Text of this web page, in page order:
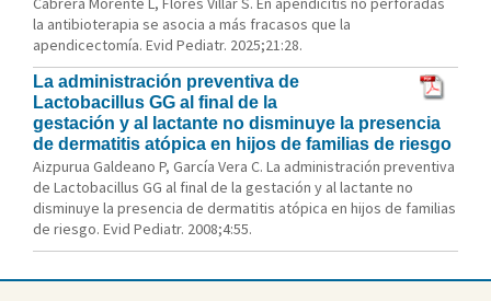
la antibioterapia se asocia a más fracasos que la
apendicectomía. Evid Pediatr. 2025;21:28.
La administración preventiva de
Lactobacillus GG al final de la
gestación y al lactante no disminuye la presencia
de dermatitis atópica en hijos de familias de riesgo
Aizpurua Galdeano P, García Vera C. La administración preventiva
de Lactobacillus GG al final de la gestación y al lactante no
disminuye la presencia de dermatitis atópica en hijos de familias
de riesgo. Evid Pediatr. 2008;4:55.